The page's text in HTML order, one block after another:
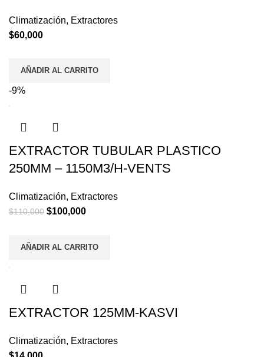
Climatización, Extractores
$60,000
AÑADIR AL CARRITO
-9%
EXTRACTOR TUBULAR PLASTICO
250MM – 1150M3/H-VENTS
Climatización, Extractores
$110,000 $100,000
AÑADIR AL CARRITO
EXTRACTOR 125MM-KASVI
Climatización, Extractores